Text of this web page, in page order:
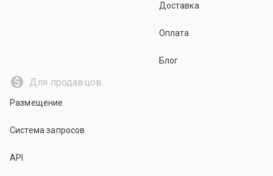
Доставка
Оплата
Блог
Для продавцов
Размещение
Система запросов
API